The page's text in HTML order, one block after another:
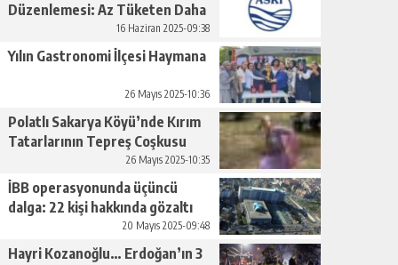
Düzenlemesi: Az Tüketen Daha
16 Haziran 2025-09:38
Yılın Gastronomi İlçesi Haymana
26 Mayıs 2025-10:36
Polatlı Sakarya Köyü’nde Kırım
Tatarlarının Tepreş Coşkusu
26 Mayıs 2025-10:35
İBB operasyonunda üçüncü
dalga: 22 kişi hakkında gözaltı
20 Mayıs 2025-09:48
Hayri Kozanoğlu… Erdoğan’ın 3